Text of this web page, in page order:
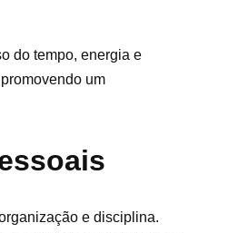
do tempo, energia e
um
e disciplina.